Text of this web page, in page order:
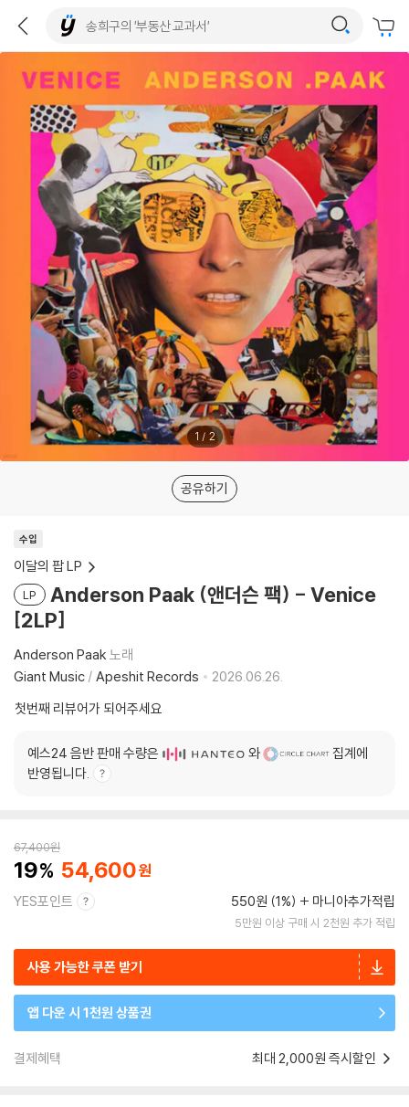
1 / 2
공유하기
수입
이달의 팝 LP
LP
Anderson Paak (앤더슨 팩) - Venice
[2LP]
Anderson Paak노래
Giant Music / Apeshit Records
2026.06.26.
첫번째 리뷰어가 되어주세요
예스24 음반 판매 수량은 와
집계에
반영됩니다.
67,400원
19 54,600
YES포인트 550원 (1%) 마니아추가적립
5만원 이상 구매 시 2천원 추가 적립
사용 가능한 쿠폰 받기
앱 다운 시 1천원 상품권
결제혜택 최대 2,000원 즉시할인